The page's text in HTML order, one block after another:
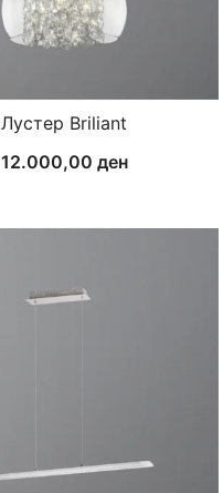
Лустер Briliant
12.000,00 ден